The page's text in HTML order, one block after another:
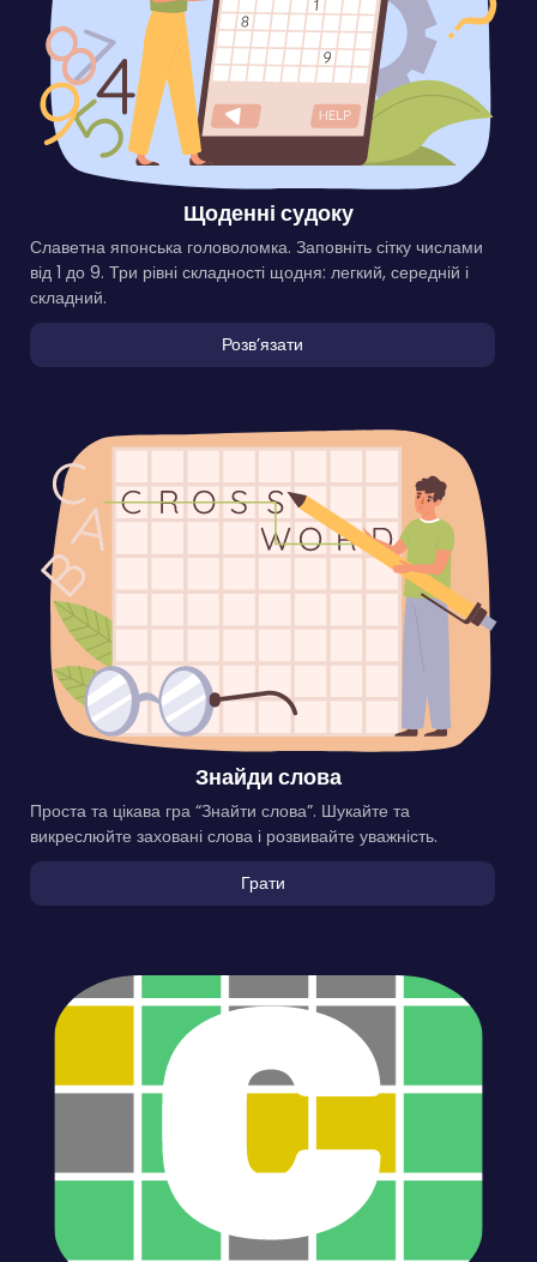
Щоденні судоку
Славетна японська головоломка. Заповніть сітку числами
від 1 до 9. Три рівні складності щодня: легкий, середній і
складний.
Розвʼязати
Знайди слова
Проста та цікава гра “Знайти слова”. Шукайте та
викреслюйте заховані слова і розвивайте уважність.
Грати